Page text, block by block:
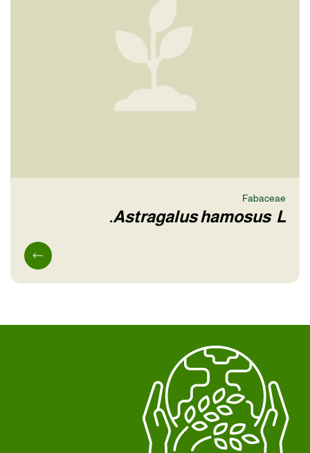
Fabaceae
Astragalus hamosus L.